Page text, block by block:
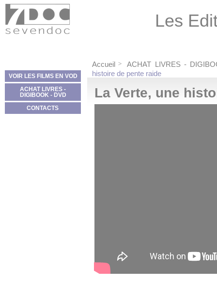
Les
VOIR LES FILMS EN VOD
ACHAT LIVRES -
DIGIBOOK - DVD
CONTACTS
Accueil
ACHAT LIVRES -
histoire de pente raide
La Verte, une
Panneau de gestion des cookies